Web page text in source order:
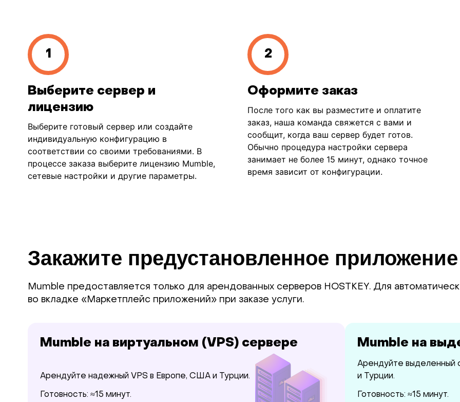
Выберите сервер и
лицензию
Выберите готовый сервер или создайте
индивидуальную конфигурацию в
соответствии со своими требованиями. В
процессе заказа выберите лицензию Mumble,
сетевые настройки и другие параметры.
Оформите заказ
После того как вы разместите и оплатите
заказ, наша команда свяжется с вами и
сообщит, когда ваш сервер будет готов.
Обычно процедура настройки сервера
занимает не более 15 минут, однако точное
время зависит от конфигурации.
Закажите предустановленное
Mumble предоставляется только для арендованных серверов HOSTKEY. Для
во вкладке «Маркетплейс приложений» при заказе услуги.
Mumble на виртуальном (VPS) сервере
Арендуйте надежный VPS в Европе, США и Турции.
Готовность: ≈15 минут.
Mumble на
Арендуйте
и Турции.
Готовность: ≈15 минут.